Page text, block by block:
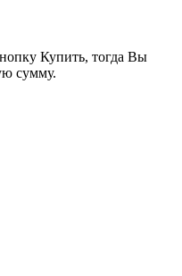
Купить, тогда Вы
сумму.